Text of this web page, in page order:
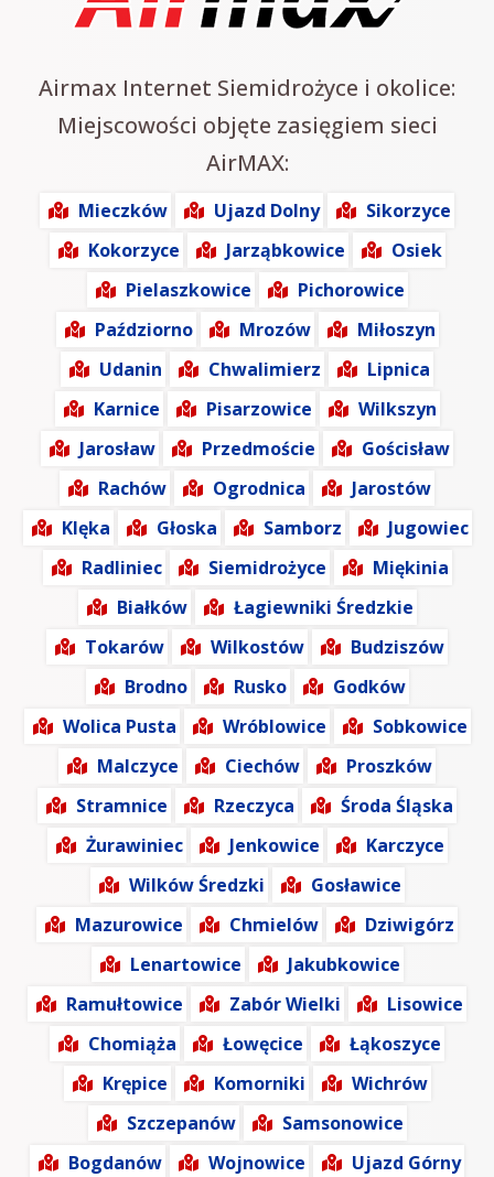
Airmax Internet Siemidrożyce i okolice:
Miejscowości objęte zasięgiem sieci
AirMAX:
Mieczków Ujazd Dolny
Sikorzyce
Kokorzyce
Jarząbkowice
Osiek
Pielaszkowice
Pichorowice
Paździorno
Mrozów
Miłoszyn
Udanin
Chwalimierz
Lipnica
Karnice
Pisarzowice
Wilkszyn
Jarosław
Przedmoście
Gościsław
Rachów
Ogrodnica
Jarostów
Klęka
Głoska Samborz
Jugowiec
Radliniec
Siemidrożyce
Miękinia
Białków
Łagiewniki Średzkie
Tokarów
Wilkostów
Budziszów
Brodno
Rusko
Godków
Wolica Pusta
Wróblowice
Sobkowice
Malczyce
Ciechów
Proszków
Stramnice
Rzeczyca
Środa Śląska
Żurawiniec
Jenkowice
Karczyce
Wilków Średzki
Gosławice
Mazurowice
Chmielów
Dziwigórz
Lenartowice
Jakubkowice
Ramułtowice
Zabór Wielki
Lisowice
Chomiąża
Łowęcice
Łąkoszyce
Krępice
Komorniki
Wichrów
Szczepanów
Samsonowice
Bogdanów
Wojnowice
Ujazd Górny